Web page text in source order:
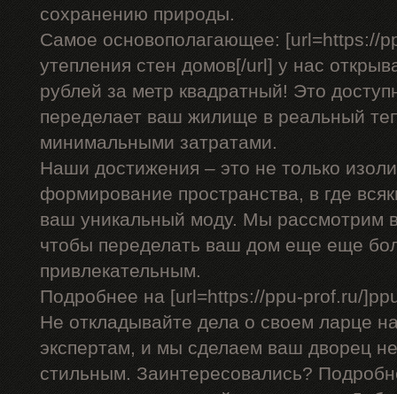
сохранению природы.
Самое основополагающее: [url=https://
утепления стен домов[/url] у нас
рублей за метр квадратный! Это
переделает ваш жилище в реальный
минимальными затратами.
Наши достижения – это не только
формирование пространства, в где
ваш уникальный моду. Мы рассмотрим
чтобы переделать ваш дом еще еще
привлекательным.
Подробнее на [url=https://ppu-prof.ru/
Не откладывайте дела о своем ларце
экспертам, и мы сделаем ваш дворец
стильным. Заинтересовались?